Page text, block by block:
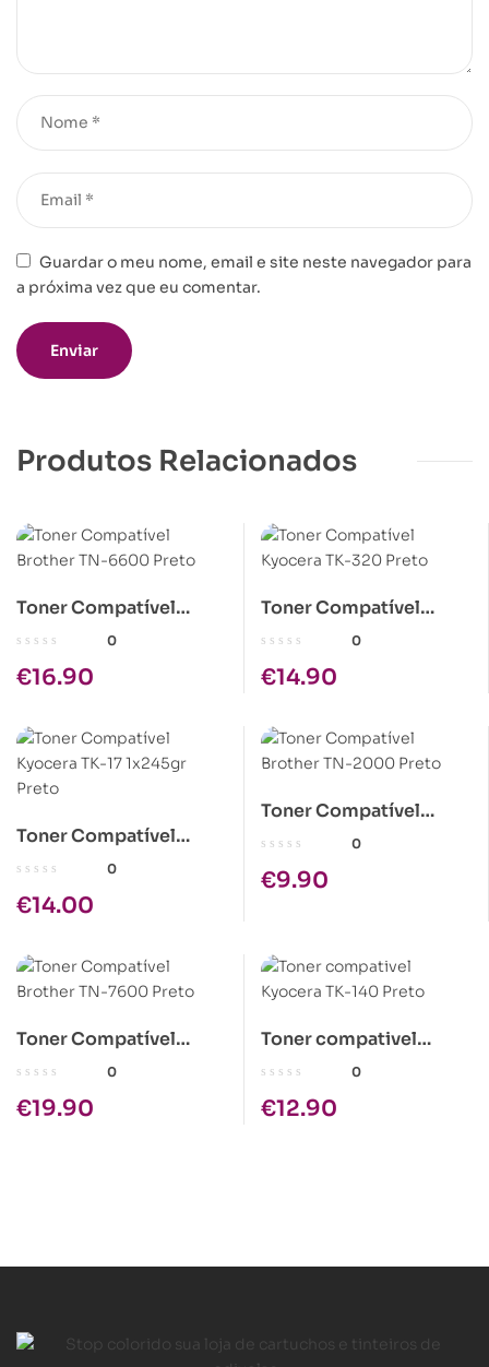
Guardar o meu nome, email e site neste navegador para
a próxima vez que eu comentar.
Produtos Relacionados
Toner Compatível
Brother TN-6600 Preto
0
€16.90
Toner Compatível
Kyocera TK-320 Preto
0
€14.90
Toner Compatível
Kyocera TK-17 1x245gr
0
€14.00
Toner Compatível
Brother TN-2000 Preto
0
€9.90
Toner Compatível
Brother TN-7600 Preto
0
€19.90
Toner compativel
Kyocera TK-140 Preto
0
€12.90